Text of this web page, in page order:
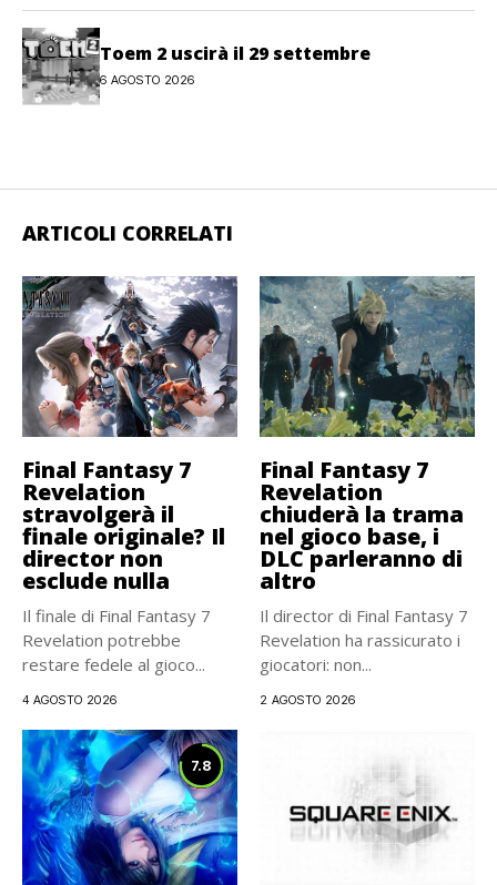
Toem 2 uscirà il 29 settembre
6 AGOSTO 2026
ARTICOLI CORRELATI
Final Fantasy 7
Revelation
stravolgerà il
finale originale? Il
director non
esclude nulla
Il finale di Final Fantasy 7
Revelation potrebbe
restare fedele al gioco...
4 AGOSTO 2026
Final Fantasy 7
Revelation
chiuderà la trama
nel gioco base, i
DLC parleranno di
altro
Il director di Final Fantasy 7
Revelation ha rassicurato i
giocatori: non...
2 AGOSTO 2026
7.8